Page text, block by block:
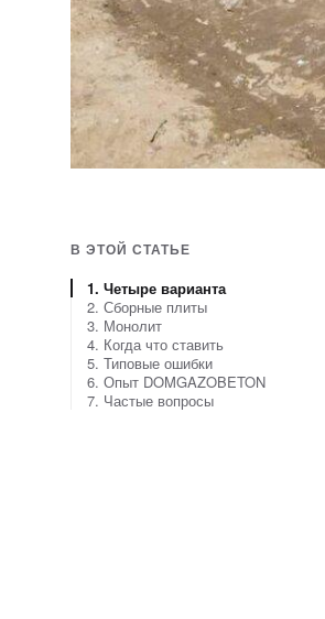
В ЭТОЙ СТАТЬЕ
1. Четыре варианта
2. Сборные плиты
3. Монолит
4. Когда что ставить
5. Типовые ошибки
6. Опыт DOMGAZOBETON
7. Частые вопросы